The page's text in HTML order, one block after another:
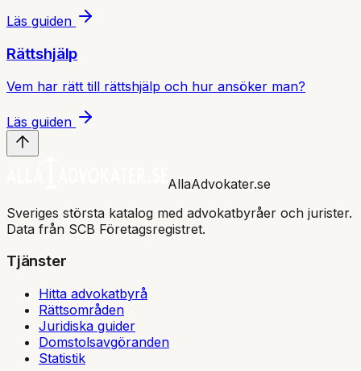
Läs guiden
Rättshjälp
Vem har rätt till rättshjälp och hur ansöker man?
Läs guiden
AllaAdvokater.se
Sveriges största katalog med advokatbyråer och jurister.
Data från SCB Företagsregistret.
Tjänster
Hitta advokatbyrå
Rättsområden
Juridiska guider
Domstolsavgöranden
Statistik